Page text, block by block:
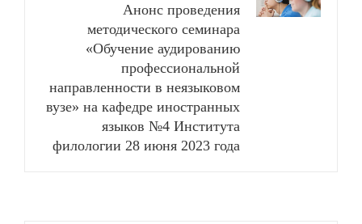
Анонс проведения
методического семинара
«Обучение аудированию
профессиональной
направленности в неязыковом
вузе» на кафедре иностранных
языков №4 Института
филологии 28 июня 2023 года